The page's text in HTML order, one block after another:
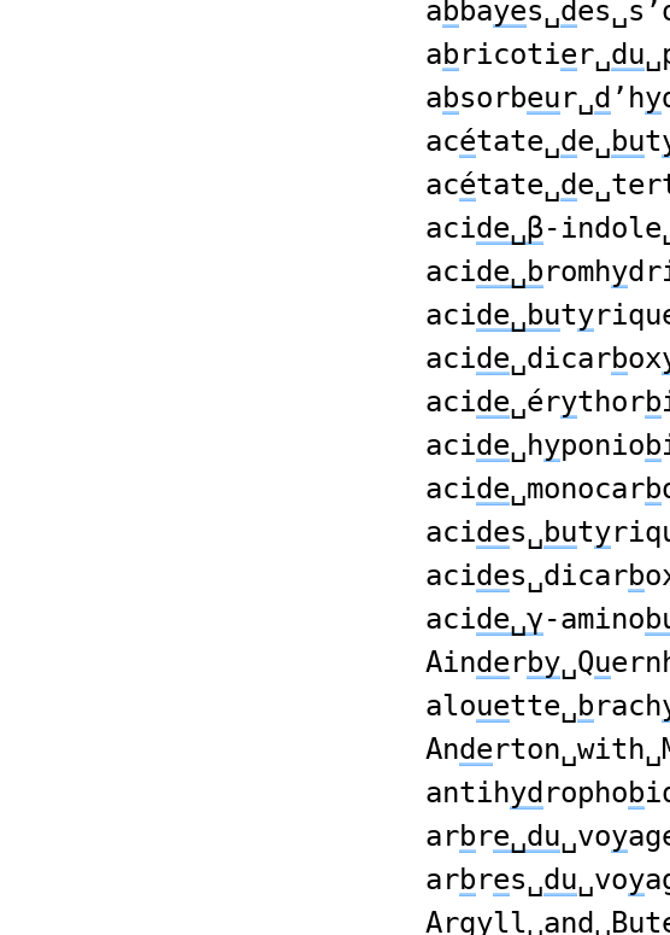
abbayes␣d
abricotier␣du
absorbeur␣d ’hy
acétate␣de␣but
acétate␣d
acide␣β-
acide␣bromhy
acide␣buty
acide␣dicarbox
acide␣érythorb
acide␣hyponiob
acide␣monocarb
acides␣buty
acides␣dicarb
acide␣γ-amino
Ainderby␣Qu
alouette␣brach
Ande
antihyd rophob
arbre␣du␣voy
arbres␣du␣voy
Argyll␣and␣But